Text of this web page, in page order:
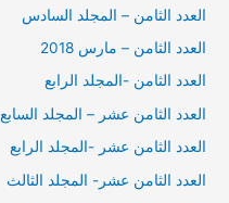
العدد الثامن – المجلد السادس
العدد الثامن – مارس 2018
العدد الثامن -المجلد الرابع
العدد الثامن عشر – المجلد السابع
العدد الثامن عشر -المجلد الرابع
العدد الثامن عشر- المجلد الثالث